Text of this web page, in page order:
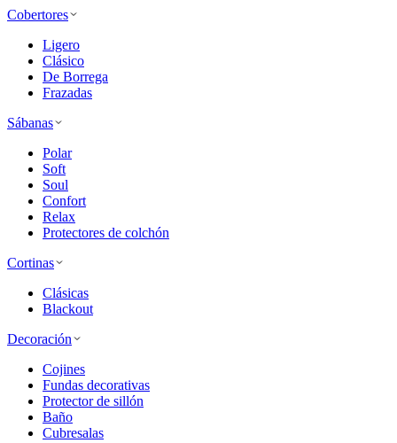
Cobertores
Ligero
Clásico
De Borrega
Frazadas
Sábanas
Polar
Soft
Soul
Confort
Relax
Protectores de colchón
Cortinas
Clásicas
Blackout
Decoración
Cojines
Fundas decorativas
Protector de sillón
Baño
Cubresalas